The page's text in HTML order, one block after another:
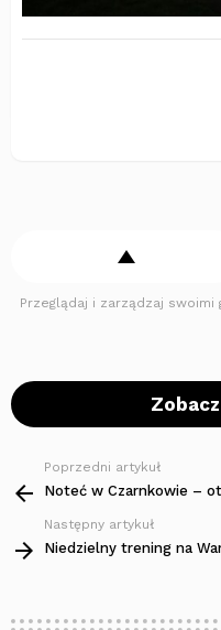
Przeglądaj i zarządzaj swoimi
Zobacz
więcej
Poprzedni artykuł
Noteć w Czarnkowie –
Następny artykuł
Niedzielny trening na